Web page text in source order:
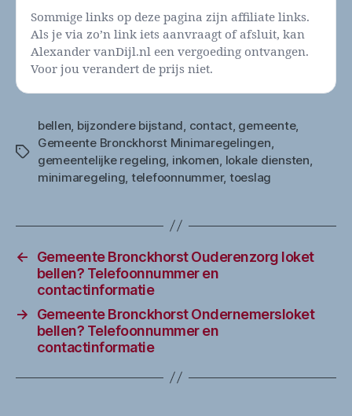
Sommige links op deze pagina zijn affiliate links.
Als je via zo’n link iets aanvraagt of afsluit, kan
Alexander vanDijl.nl een vergoeding ontvangen.
Voor jou verandert de prijs niet.
Tags
bellen bijzondere bijstand contact, gemeente,
Gemeente Bronckhorst Minimaregelingen
gemeentelijke regeling inkomen lokale diensten
minimaregeling telefoonnummer, toeslag
←
Gemeente Bronckhorst Ouderenzorg loket
bellen? Telefoonnummer en
contactinformatie
→
Gemeente Bronckhorst Ondernemersloket
bellen? Telefoonnummer en
contactinformatie